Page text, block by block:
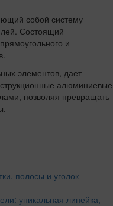
собой систему
Состоящий
и
элементов, дает
алюминиевые
позволяя превращать
полосы и уголок
уникальная линейка,